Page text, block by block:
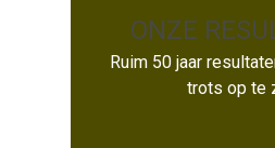
ONZE
Ruim 50 jaar
trots op te
ONZE